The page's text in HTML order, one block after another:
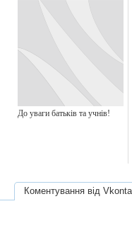
До уваги батьків та учнів!
Коментування від